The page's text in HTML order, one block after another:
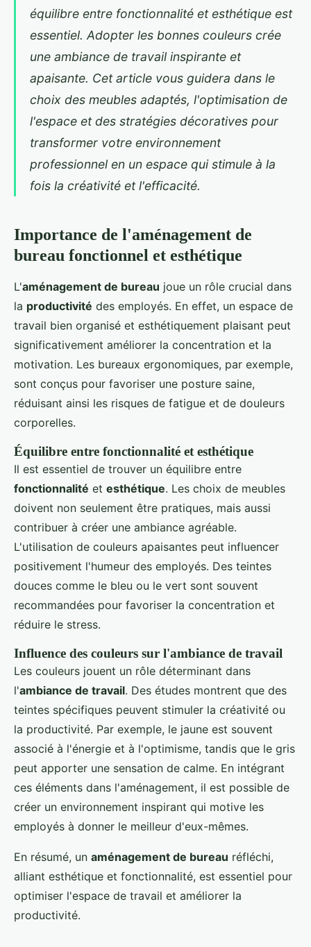
équilibre entre fonctionnalité et esthétique est
essentiel. Adopter les bonnes couleurs crée
une ambiance de travail inspirante et
apaisante. Cet article vous guidera dans le
choix des meubles adaptés, l'optimisation de
l'espace et des stratégies décoratives pour
transformer votre environnement
professionnel en un espace qui stimule à la
fois la créativité et l'efficacité.
Importance de l'aménagement de
bureau fonctionnel et esthétique
L'aménagement de bureau joue un rôle crucial dans
la productivité des employés. En effet, un espace de
travail bien organisé et esthétiquement plaisant peut
significativement améliorer la concentration et la
motivation. Les bureaux ergonomiques, par exemple,
sont conçus pour favoriser une posture saine,
réduisant ainsi les risques de fatigue et de douleurs
corporelles.
Équilibre entre fonctionnalité et esthétique
Il est essentiel de trouver un équilibre entre
fonctionnalité et esthétique. Les choix de meubles
doivent non seulement être pratiques, mais aussi
contribuer à créer une ambiance agréable.
L'utilisation de couleurs apaisantes peut influencer
positivement l'humeur des employés. Des teintes
douces comme le bleu ou le vert sont souvent
recommandées pour favoriser la concentration et
réduire le stress.
Influence des couleurs sur l'ambiance de travail
Les couleurs jouent un rôle déterminant dans
l'ambiance de travail. Des études montrent que des
teintes spécifiques peuvent stimuler la créativité ou
la productivité. Par exemple, le jaune est souvent
associé à l'énergie et à l'optimisme, tandis que le gris
peut apporter une sensation de calme. En intégrant
ces éléments dans l'aménagement, il est possible de
créer un environnement inspirant qui motive les
employés à donner le meilleur d'eux-mêmes.
En résumé, un aménagement de bureau réfléchi,
alliant esthétique et fonctionnalité, est essentiel pour
optimiser l'espace de travail et améliorer la
productivité.